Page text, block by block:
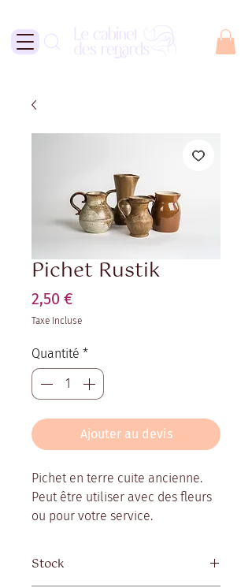
Pichet Rustik
2,50 €
Taxe Incluse
Quantité *
Ajouter au devis
Pichet en terre cuite ancienne.
Peut être utiliser avec des fleurs
ou pour votre service.
Stock